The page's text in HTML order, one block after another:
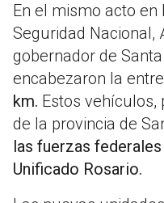
En el mismo acto en
Seguridad Nacional,
gobernador de
encabezaron la
km. Estos vehículos,
de la provincia de
las fuerzas
Unificado Rosario.